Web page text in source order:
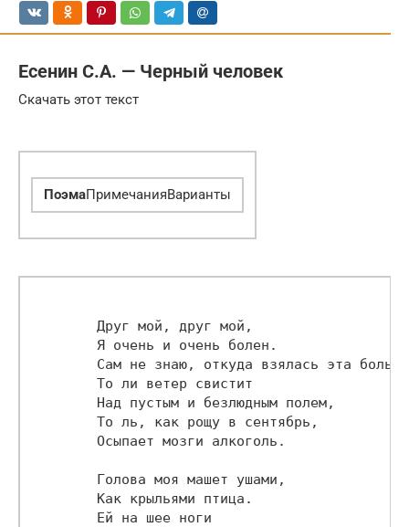
Есенин С.А. — Черный человек
Скачать этот текст
ПоэмаПримечанияВарианты
        Друг мой, друг мой,
        Я очень и очень болен.
        Сам не знаю, откуда взялась эта боль.
        То ли ветер свистит
        Над пустым и безлюдным полем,
        То ль, как рощу в сентябрь,
        Осыпает мозги алкоголь.
        Голова моя машет ушами,
        Как крыльями птица.
        Ей на шее ноги